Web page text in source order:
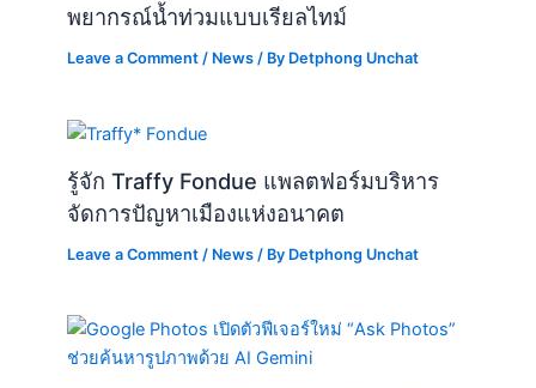
พยากรณ์น้ำท่วมแบบเรียลไทม์
Leave a Comment / News / By Detphong Unchat
รู้จัก Traffy Fondue แพลตฟอร์มบริหาร
จัดการปัญหาเมืองแห่งอนาคต
Leave a Comment / News / By Detphong Unchat